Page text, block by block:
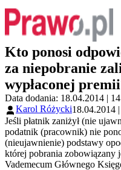
Kto ponosi
za niepobranie
wypłaconej
Data dodania: 18.04.2014 |
Karol Różycki18.04.2014
Jeśli płatnik zaniżył (nie
podatnik (pracownik) nie
(nieujawnienie) podstawy
której pobrania zobowiązany
Vademecum Głównego